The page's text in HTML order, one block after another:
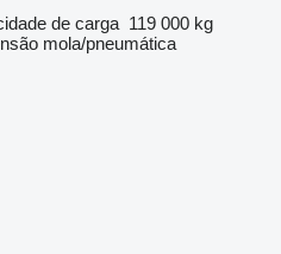
de carga 119 000 kg
mola/pneumática